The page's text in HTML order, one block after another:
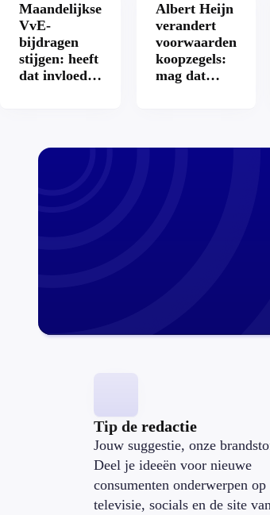
Maandelijkse
VvE-
bijdragen
stijgen: heeft
dat invloed
Albert Heijn
verandert
voorwaarden
koopzegels:
mag dat
Tip de redactie
Jouw suggestie, onze
Deel je ideeën voor nieuwe
consumenten onderwerpen op
televisie, socials en de site